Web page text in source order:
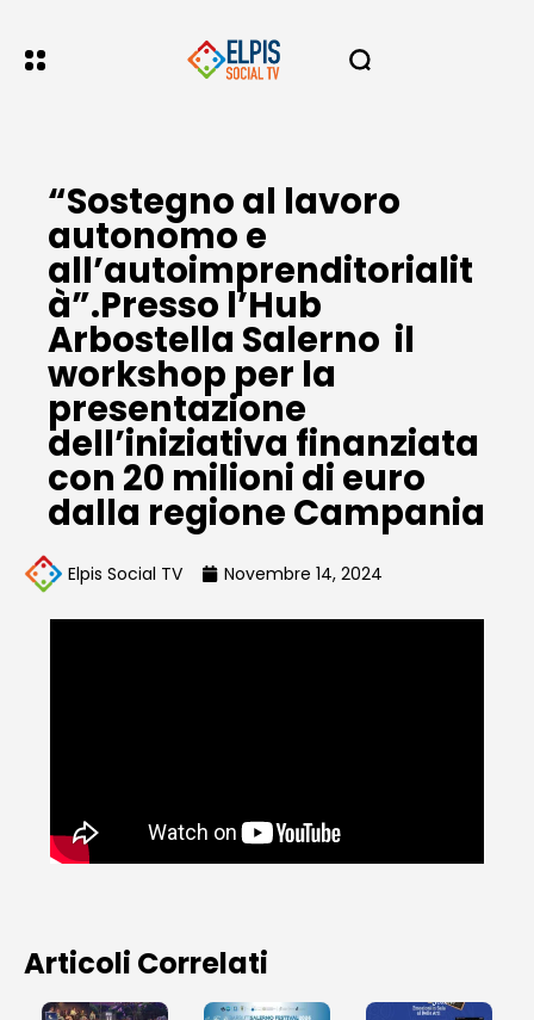
“Sostegno al lavoro
autonomo e
all’autoimprenditorialit
à”.Presso l’Hub
Arbostella Salerno il
workshop per la
presentazione
dell’iniziativa finanziata
con 20 milioni di euro
dalla regione Campania
Elpis Social TV Novembre 14, 2024
Articoli Correlati